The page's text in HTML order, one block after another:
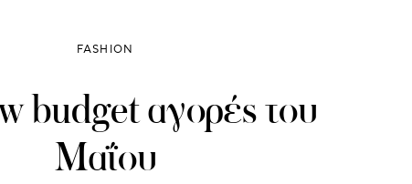
FASHION
budget αγορές του
Μαΐου